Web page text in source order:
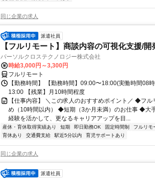
同じ企業の求人
派遣社員
【フルリモート】商談内容の可視化支援/
パーソルクロステクノロジー株式会社
時給3,000円～3,300円
フルリモート
【勤務時間】 【勤務時間】09:00〜18:00(実働時間08
13:00 【残業】月10時間程度
【仕事内容】 ＼この求人のおすすめポイント／ ◆フ
め（10時間以内） ◆短期（3か月未満）のお仕事 ◆大
経験を活かして、更なるキャリアアップを目...
産休・育休取得実績あり 短期 即日勤務OK 固定時間制 フルリモ
育休あり
交通費支給 駅近5分以内 育児サポートあり
同じ企業の求人
派遣社員